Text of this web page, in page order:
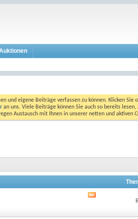
und eigene Beiträge verfassen zu können. Klicken
an uns. Viele Beiträge können Sie auch so bereits
Austausch mit Ihnen in unserer netten und aktiven
Forums